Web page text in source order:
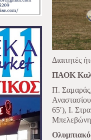
Διαιτητές
ΠΑΟΚ
Π.
65′), Ι.